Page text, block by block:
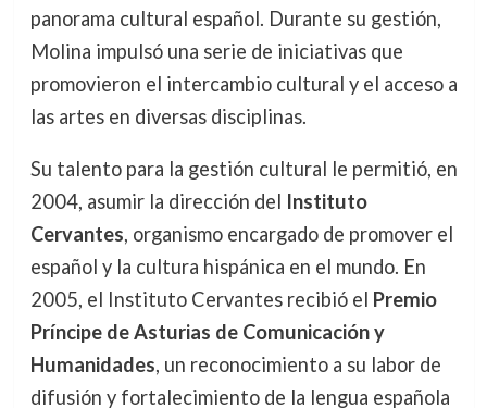
panorama cultural español. Durante su gestión,
Molina impulsó una serie de iniciativas que
promovieron el intercambio cultural y el acceso a
las artes en diversas disciplinas.
Su talento para la gestión cultural le permitió, en
2004, asumir la dirección del Instituto
Cervantes, organismo encargado de promover el
español y la cultura hispánica en el mundo. En
2005, el Instituto Cervantes recibió el Premio
Príncipe de Asturias de Comunicación y
Humanidades, un reconocimiento a su labor de
difusión y fortalecimiento de la lengua española